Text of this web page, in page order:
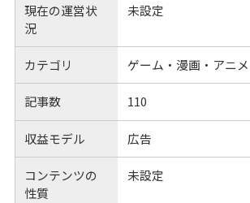
現在の運営状
況
未設定
カテゴリ ゲーム・漫画・アニメ
記事数 110
収益モデル 広告
コンテンツの
性質
未設定